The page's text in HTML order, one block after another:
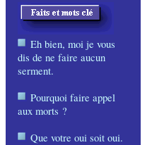
Eh bien, moi je vous
dis de ne faire aucun
serment.
Pourquoi faire appel
aux morts ?
Que votre oui soit oui.